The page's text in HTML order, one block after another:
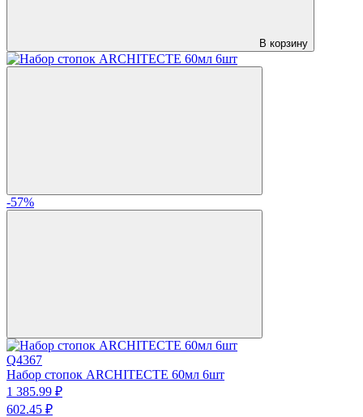
В корзину
-57%
Q4367
Набор стопок ARCHITECTE 60мл 6шт
1 385.99 ₽
602.45 ₽